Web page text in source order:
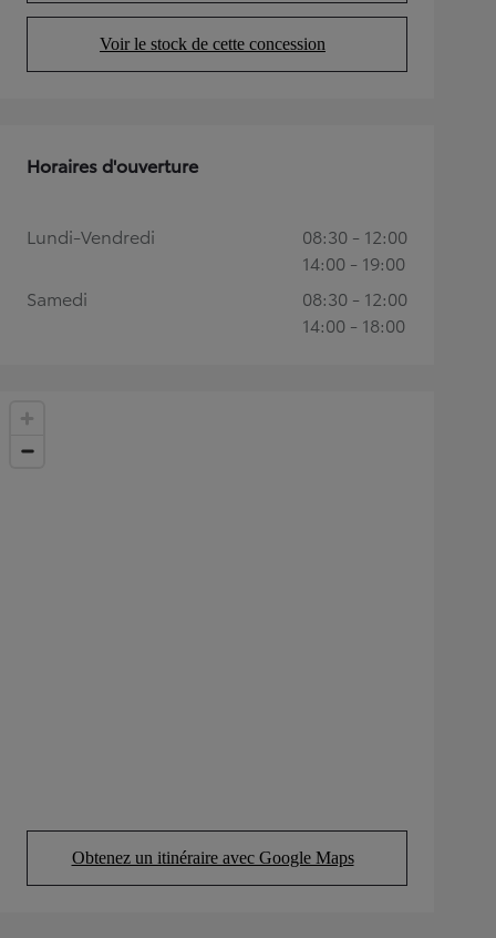
Voir le stock de cette concession
(Opens in new tab)
Obtenez un itinéraire avec Google Maps
(Opens in new tab)
Horaires d'ouverture
Lundi-Vendredi
08:30 - 12:00
14:00 - 19:00
Samedi
08:30 - 12:00
14:00 - 18:00